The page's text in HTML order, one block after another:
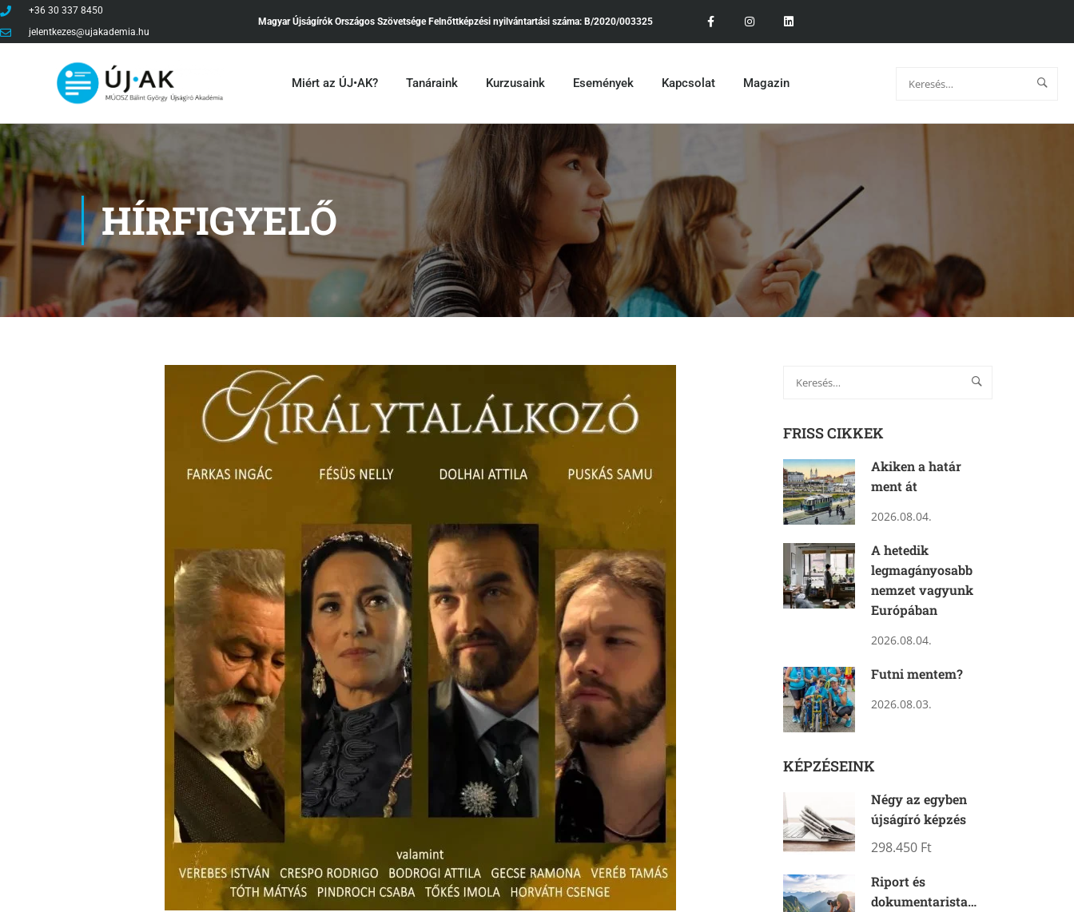
+36 30 337 8450
jelentkezes@ujakademia.hu
Magyar Újságírók Országos SzövetségeFelnőttképzési nyilvántartási száma: B/2020/003325
Miért az ÚJ•AK? Tanáraink Kurzusaink Események Kapcsolat Magazin
HÍRFIGYELŐ
FRISS CIKKEK
Akiken a határ
ment át
2026.08.04.
A hetedik
legmagányosabb
nemzet vagyunk
Európában
2026.08.04.
Futni mentem?
2026.08.03.
KÉPZÉSEINK
Négy az egyben
újságíró képzés
298.450 Ft
Riport és
dokumentarista